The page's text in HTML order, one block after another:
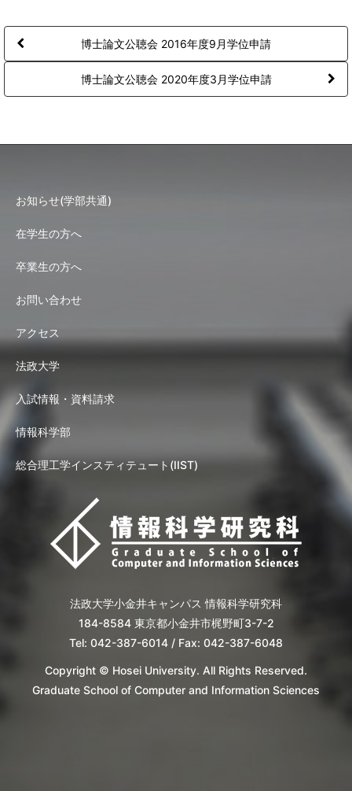
博士論文公聴会 2016年度9月学位申請
博士論文公聴会 2020年度3月学位申請
お知らせ(学部共通)
在学生の方へ
卒業生の方へ
お問い合わせ
アクセス
法政大学
入試情報・資料請求
情報科学部
総合理工学インスティテュート(IIST)
法政大学小金井キャンパス 情報科学研究科
184-8584 東京都小金井市梶野町3-7-2
Tel: 042-387-6014 / Fax: 042-387-6048
Copyright © Hosei University. All Rights Reserved.
Graduate School of Computer and Information Sciences